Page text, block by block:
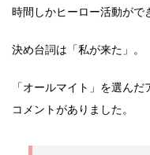
時間しかヒーロー活動がで
決め台詞は「私が来た」。
「オールマイト」を選ん
コメントがありました。